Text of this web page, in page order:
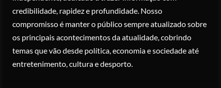
3 Posted on 3 months ago
Papa Leão XIV em Malabo: “Nome de
Deus não pode ser profanado por
desejo de domínio”
credibilidade, rapidez e profundidade. Nosso
compromisso é manter o público sempre atualizado sobre
os principais acontecimentos da atualidade, cobrindo
temas que vão desde política, economia e sociedade até
entretenimento, cultura e desporto.